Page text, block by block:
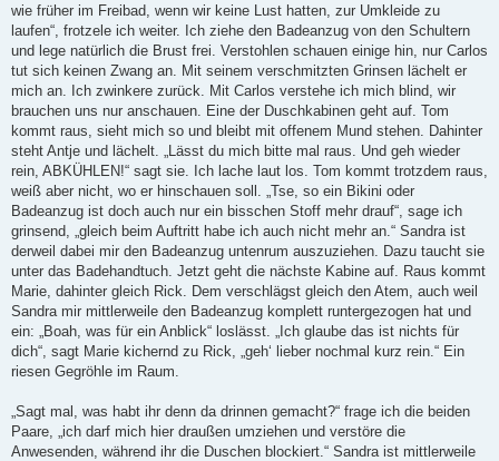
wie früher im Freibad, wenn wir keine Lust hatten, zur Umkleide zu
laufen“, frotzele ich weiter. Ich ziehe den Badeanzug von den Schultern
und lege natürlich die Brust frei. Verstohlen schauen einige hin, nur Carlos
tut sich keinen Zwang an. Mit seinem verschmitzten Grinsen lächelt er
mich an. Ich zwinkere zurück. Mit Carlos verstehe ich mich blind, wir
brauchen uns nur anschauen. Eine der Duschkabinen geht auf. Tom
kommt raus, sieht mich so und bleibt mit offenem Mund stehen. Dahinter
steht Antje und lächelt. „Lässt du mich bitte mal raus. Und geh wieder
rein, ABKÜHLEN!“ sagt sie. Ich lache laut los. Tom kommt trotzdem raus,
weiß aber nicht, wo er hinschauen soll. „Tse, so ein Bikini oder
Badeanzug ist doch auch nur ein bisschen Stoff mehr drauf“, sage ich
grinsend, „gleich beim Auftritt habe ich auch nicht mehr an.“ Sandra ist
derweil dabei mir den Badeanzug untenrum auszuziehen. Dazu taucht sie
unter das Badehandtuch. Jetzt geht die nächste Kabine auf. Raus kommt
Marie, dahinter gleich Rick. Dem verschlägst gleich den Atem, auch weil
Sandra mir mittlerweile den Badeanzug komplett runtergezogen hat und
ein: „Boah, was für ein Anblick“ loslässt. „Ich glaube das ist nichts für
dich“, sagt Marie kichernd zu Rick, „geh‘ lieber nochmal kurz rein.“ Ein
riesen Gegröhle im Raum.
„Sagt mal, was habt ihr denn da drinnen gemacht?“ frage ich die beiden
Paare, „ich darf mich hier draußen umziehen und verstöre die
Anwesenden, während ihr die Duschen blockiert.“ Sandra ist mittlerweile